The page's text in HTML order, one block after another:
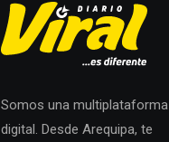
Somos una multiplataforma
digital. Desde Arequipa, te